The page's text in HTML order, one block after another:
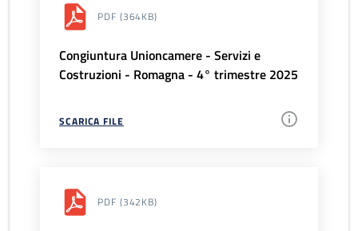
PDF (364KB)
Congiuntura Unioncamere - Servizi e
Costruzioni - Romagna - 4° trimestre 2025
SCARICA FILE
PDF (342KB)